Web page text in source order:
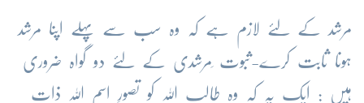
مرشد کے لئے لازم ہے کہ وہ سب سے پہلے اپنا مرشد
ہونا ثابت کرے-ثبوت ِمرشدی کے لئے دو گواہ ضروری
ہیں : ایک یہ کہ وہ طالب اللہ کو تصورِ اسم اللہ ذات